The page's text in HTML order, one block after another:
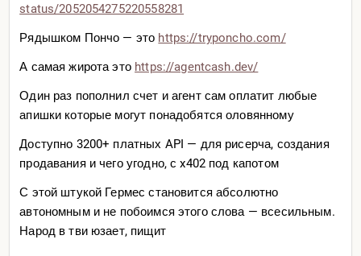
status/2052054275220558281
Рядышком Пончо — это https://tryponcho.com/
А самая жирота это https://agentcash.dev/
Один раз пополнил счет и агент сам оплатит любые
апишки которые могут понадобятся оловянному
Доступно 3200+ платных API — для рисерча, создания
продавания и чего угодно, с x402 под капотом
С этой штукой Гермес становится абсолютно
автономным и не побоимся этого слова — всесильным.
Народ в тви юзает, пищит